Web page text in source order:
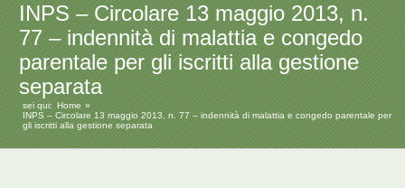
INPS – Circolare 13 maggio 2013, n.
77 – indennità di malattia e congedo
parentale per gli iscritti alla gestione
separata
sei qui: Home
INPS – Circolare 13 maggio 2013, n. 77 – indennità di malattia e congedo parentale per
gli iscritti alla gestione separata